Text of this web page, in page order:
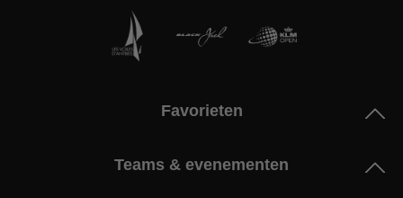
Favorieten
Teams & evenementen